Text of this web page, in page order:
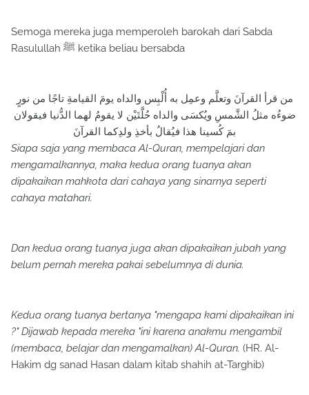
Semoga mereka juga memperoleh barokah dari Sabda
Rasulullah ﷺ ketika beliau bersabda
من قرأ القرآنَ وتعلَّم وعمِل به أُلْبِس والداه يومَ القيامةِ تاجًا من نورٍ
ضوءُه مثلُ الشَّمسِ ويُكسَى والداه حُلَّتَيْن لا يقومُ لهما الدُّنيا فيقولان
بمَ كُسينا هذا فيُقالُ بأخذِ ولدِكما القرآنَ
Siapa saja yang membaca Al-Quran, mempelajari dan
mengamalkannya, maka kedua orang tuanya akan
dipakaikan mahkota dari cahaya yang sinarnya seperti
cahaya matahari.
Dan kedua orang tuanya juga akan dipakaikan jubah yang
belum pernah mereka pakai sebelumnya di dunia.
Kedua orang tuanya bertanya "mengapa kami dipakaikan ini
?" Dijawab kepada mereka "ini karena anakmu mengambil
(membaca, belajar dan mengamalkan) Al-Quran. (HR. Al-
Hakim dg sanad Hasan dalam kitab shahih at-Targhib)